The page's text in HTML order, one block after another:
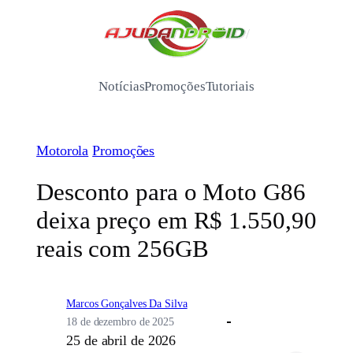
/
NotíciasPromoçõesTutoriais
Motorola Promoções
Desconto para o Moto G86
deixa preço em R$ 1.550,90
reais com 256GB
Marcos Gonçalves Da Silva
18 de dezembro de 2025
25 de abril de 2026